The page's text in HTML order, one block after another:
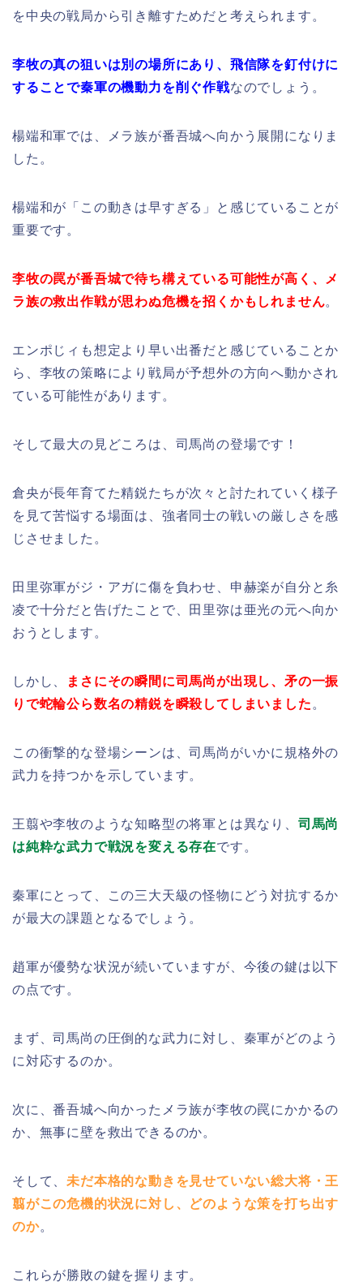
を中央の戦局から引き離すためだと考えられます。
李牧の真の狙いは別の場所にあり、飛信隊を釘付けに
することで秦軍の機動力を削ぐ作戦なのでしょう。
楊端和軍では、メラ族が番吾城へ向かう展開になりま
した。
楊端和が「この動きは早すぎる」と感じていることが
重要です。
李牧の罠が番吾城で待ち構えている可能性が高く、メ
ラ族の救出作戦が思わぬ危機を招くかもしれません。
エンポじィも想定より早い出番だと感じていることか
ら、李牧の策略により戦局が予想外の方向へ動かされ
ている可能性があります。
そして最大の見どころは、司馬尚の登場です！
倉央が長年育てた精鋭たちが次々と討たれていく様子
を見て苦悩する場面は、強者同士の戦いの厳しさを感
じさせました。
田里弥軍がジ・アガに傷を負わせ、申赫楽が自分と糸
凌で十分だと告げたことで、田里弥は亜光の元へ向か
おうとします。
しかし、
まさにその瞬間に司馬尚が出現し、矛の一振
りで蛇輪公ら数名の精鋭を瞬殺してしまいました 。
この衝撃的な登場シーンは、司馬尚がいかに規格外の
武力を持つかを示しています。
王翦や李牧のような知略型の将軍とは異なり、 司馬尚
は純粋な武力で戦況を変える存在です。
秦軍にとって、この三大天級の怪物にどう対抗するか
が最大の課題となるでしょう。
趙軍が優勢な状況が続いていますが、今後の鍵は以下
の点です。
まず、司馬尚の圧倒的な武力に対し、秦軍がどのよう
に対応するのか。
次に、番吾城へ向かったメラ族が李牧の罠にかかるの
か、無事に壁を救出できるのか。
そして、未だ本格的な動きを見せていない総大将・王
翦がこの危機的状況に対し、どのような策を打ち出す
のか。
これらが勝敗の鍵を握ります。